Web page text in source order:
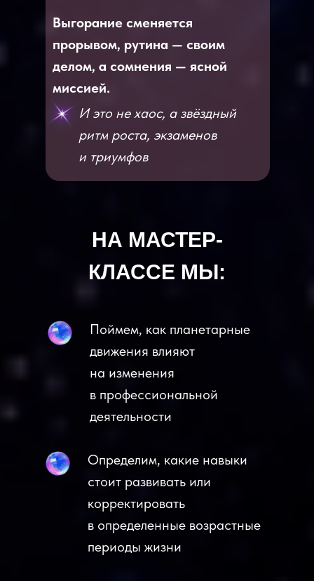
Выгорание сменяется
прорывом, рутина — своим
делом, а сомнения — ясной
миссией.
И это не хаос, а звёздный
ритм роста, экзаменов
и триумфов
НА МАСТЕР-
КЛАССЕ МЫ:
Поймем, как планетарные
движения влияют
на изменения
в профессиональной
деятельности
Определим, какие навыки
стоит развивать или
корректировать
в определенные возрастные
периоды жизни